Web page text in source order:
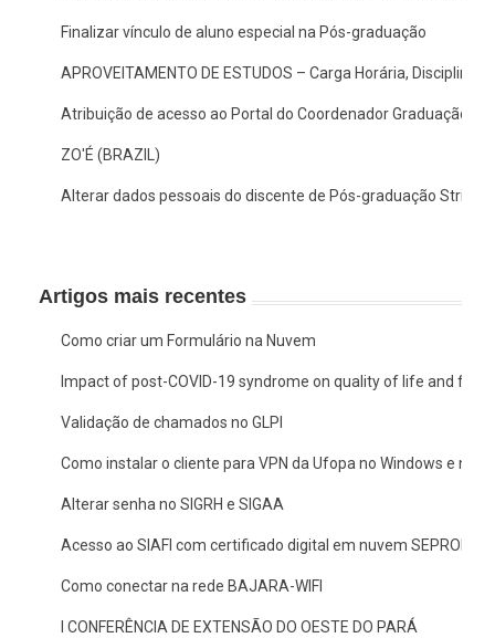
Finalizar vínculo de aluno especial na Pós-graduação
APROVEITAMENTO DE ESTUDOS – Carga Horária, Disciplina/
Atribuição de acesso ao Portal do Coordenador Graduação no
ZO'É (BRAZIL)
Alterar dados pessoais do discente de Pós-graduação Stricto
Artigos mais recentes
Como criar um Formulário na Nuvem
Impact of post-COVID-19 syndrome on quality of life and
Validação de chamados no GLPI
Como instalar o cliente para VPN da Ufopa no Windows e no
Alterar senha no SIGRH e SIGAA
Acesso ao SIAFI com certificado digital em nuvem SEPROID
Como conectar na rede BAJARA-WIFI
I CONFERÊNCIA DE EXTENSÃO DO OESTE DO PARÁ